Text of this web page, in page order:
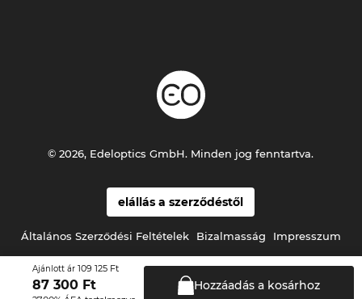
Ajánlott ár 109 125 Ft
87 300 Ft Hozzáadás a kosárhoz
elállás a szerződéstől
Általános Szerződési Feltételek Bizalmasság Impresszum
© 2026, Edeloptics GmbH. Minden jog fenntartva.